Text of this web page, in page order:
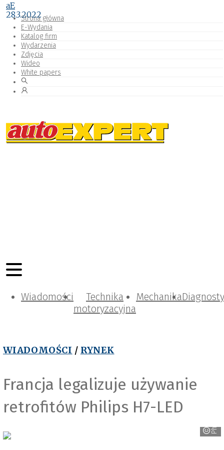
Strona główna
E-Wydania
Katalog firm
Wydarzenia
Zdjęcia
Wideo
White papers
Wiadomości
Technika
motoryzacyjna
Mechanika
WIADOMOŚCI / RYNEK
Francja legalizuje używanie
retrofitów Philips H7-LED
Philips
aE
28.3.2022